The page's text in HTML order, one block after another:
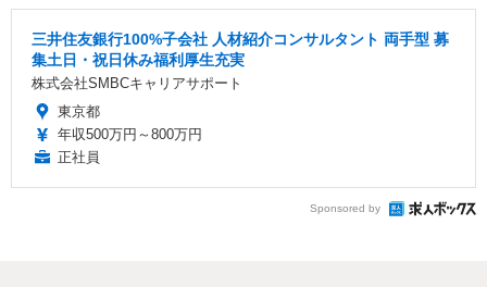
三井住友銀行100%子会社 人材紹介コンサルタント 両手型 募
集土日・祝日休み福利厚生充実
株式会社SMBCキャリアサポート
東京都
年収500万円～800万円
正社員
Sponsored by